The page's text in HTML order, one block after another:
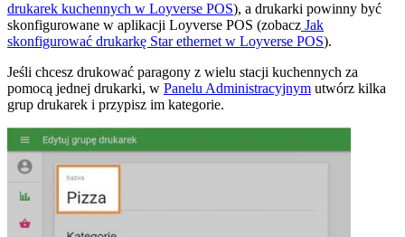
drukarek kuchennych w Loyverse POS), a drukarki powinny być
skonfigurowane w aplikacji Loyverse POS (zobacz Jak
skonfigurować drukarkę Star ethernet w Loyverse POS).
Jeśli chcesz drukować paragony z wielu stacji kuchennych za
pomocą jednej drukarki, w Panelu Administracyjnym utwórz kilka
grup drukarek i przypisz im kategorie.